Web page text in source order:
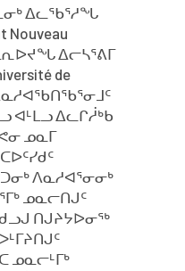
ᐃᓚᖃᕐᓱᖓ
ᐃᓕᓴᕐᕕᒥ
de
ᐊᒻᒪᓗ ᐃᓚᒋᓲᒃᑲ
ᓄᓇᒥ
ᐱᓇᓱᐊᕐᓂᓂᒃ
ᓄᓇᓕᑎᒍᑦ
ᑎᒍᔨᔭᐅᓂᖅ
ᓄᓇᓕᒻᒥᒃ